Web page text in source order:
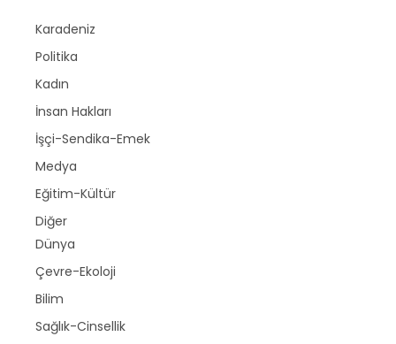
Karadeniz
Politika
Kadın
İnsan Hakları
İşçi-Sendika-Emek
Medya
Eğitim-Kültür
Diğer
Dünya
Çevre-Ekoloji
Bilim
Sağlık-Cinsellik